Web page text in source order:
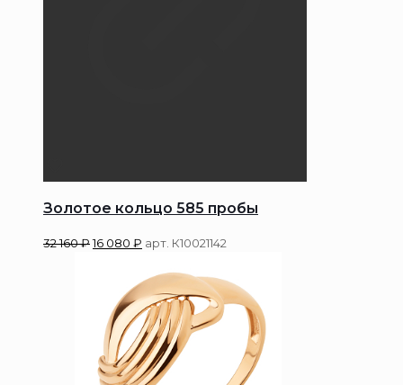
Золотое кольцо 585 пробы
32 160₽16 080 ₽ арт. К10021142